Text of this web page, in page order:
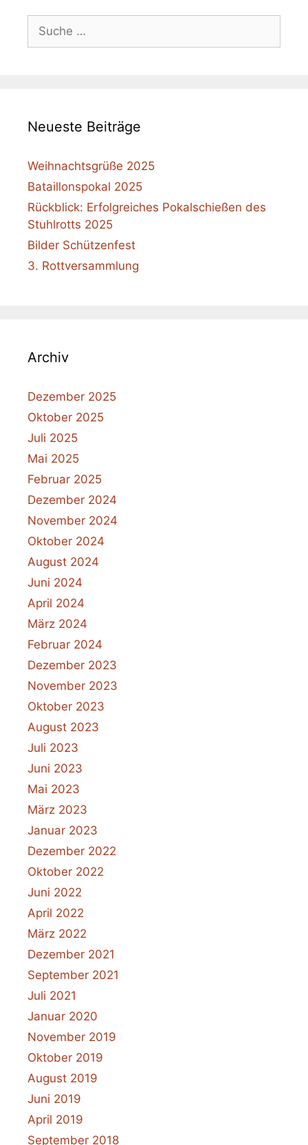
Suche
nach:
Neueste Beiträge
Weihnachtsgrüße 2025
Bataillonspokal 2025
Rückblick: Erfolgreiches Pokalschießen des
Stuhlrotts 2025
Bilder Schützenfest
3. Rottversammlung
Archiv
Dezember 2025
Oktober 2025
Juli 2025
Mai 2025
Februar 2025
Dezember 2024
November 2024
Oktober 2024
August 2024
Juni 2024
April 2024
März 2024
Februar 2024
Dezember 2023
November 2023
Oktober 2023
August 2023
Juli 2023
Juni 2023
Mai 2023
März 2023
Januar 2023
Dezember 2022
Oktober 2022
Juni 2022
April 2022
März 2022
Dezember 2021
September 2021
Juli 2021
Januar 2020
November 2019
Oktober 2019
August 2019
Juni 2019
April 2019
September 2018